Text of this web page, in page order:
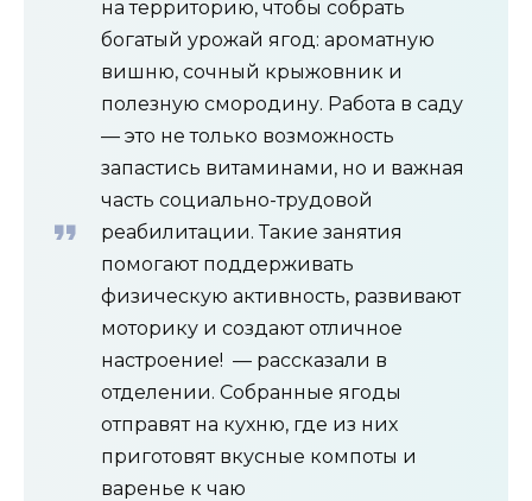
на территорию, чтобы собрать
богатый урожай ягод: ароматную
вишню, сочный крыжовник и
полезную смородину. Работа в саду
— это не только возможность
запастись витаминами, но и важная
часть социально-трудовой
реабилитации. Такие занятия
помогают поддерживать
физическую активность, развивают
моторику и создают отличное
настроение! — рассказали в
отделении. Собранные ягоды
отправят на кухню, где из них
приготовят вкусные компоты и
варенье к чаю